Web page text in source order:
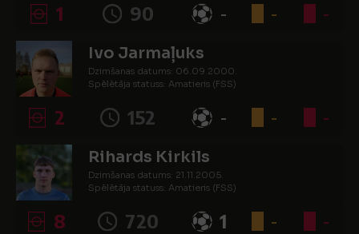
1 90 - - -
Ivo Jarmaļuks
Dzimšanas datums: 06.09.2000.
Spēlētāja statuss: Amatieris (FSS)
2 152 - - -
Rihards Kirkils
Dzimšanas datums: 21.11.2005.
Spēlētāja statuss: Amatieris (FSS)
8 720 1 - -